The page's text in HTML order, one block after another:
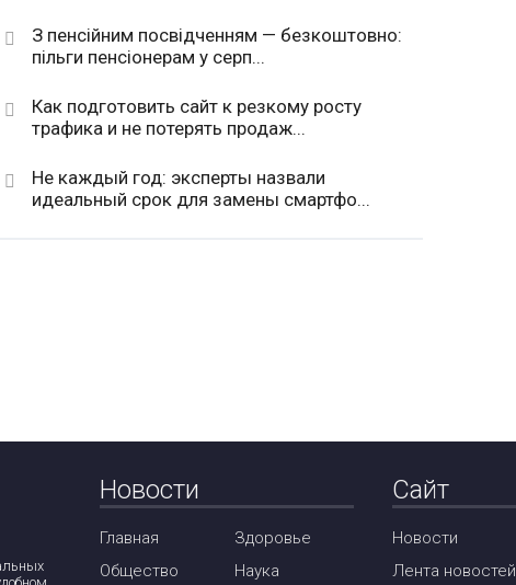
З пенсійним посвідченням — безкоштовно:
пільги пенсіонерам у серп...
Как подготовить сайт к резкому росту
трафика и не потерять продаж...
Не каждый год: эксперты назвали
идеальный срок для замены смартфо...
Новости
Главная
Общество
Здоровье
Наука
Сайт
Новости
Лента новостей